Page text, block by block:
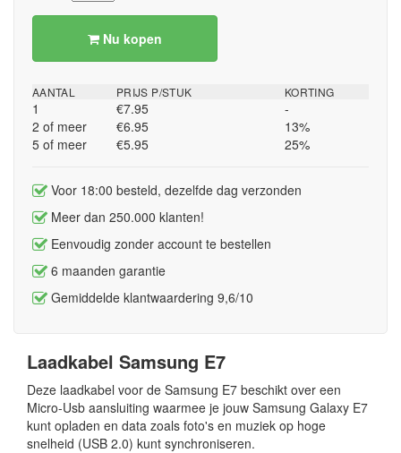
Nu kopen
AANTAL
1
2 of meer
5 of meer
PRIJS P/STUK
€7.95
€6.95
€5.95
KORTING
-
13%
25%
Voor 18:00 besteld, dezelfde dag verzonden
Meer dan 250.000 klanten!
Eenvoudig zonder account te bestellen
6 maanden garantie
Gemiddelde klantwaardering 9,6/10
Laadkabel Samsung E7
Deze laadkabel voor de Samsung E7 beschikt over een
Micro-Usb aansluiting waarmee je jouw Samsung Galaxy E7
kunt opladen en data zoals foto's en muziek op hoge
snelheid (USB 2.0) kunt synchroniseren.